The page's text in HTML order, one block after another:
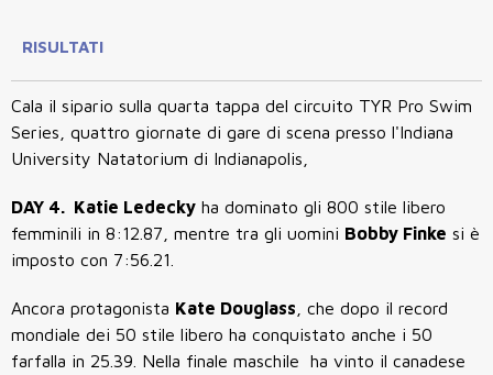
RISULTATI
Cala il sipario sulla quarta tappa del circuito TYR Pro Swim
Series, quattro giornate di gare di scena presso l'Indiana
University Natatorium di Indianapolis,
DAY 4. Katie Ledecky ha dominato gli 800 stile libero
femminili in 8:12.87, mentre tra gli uomini Bobby Finke si è
imposto con 7:56.21.
Ancora protagonista Kate Douglass , che dopo il record
mondiale dei 50 stile libero ha conquistato anche i 50
farfalla in 25.39. Nella finale maschile ha vinto il canadese